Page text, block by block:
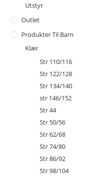
Utstyr
Outlet
Produkter Til Barn
Klær
Str 110/116
Str 122/128
Str 134/140
str 146/152
Str 44
Str 50/56
Str 62/68
Str 74/80
Str 86/92
Str 98/104